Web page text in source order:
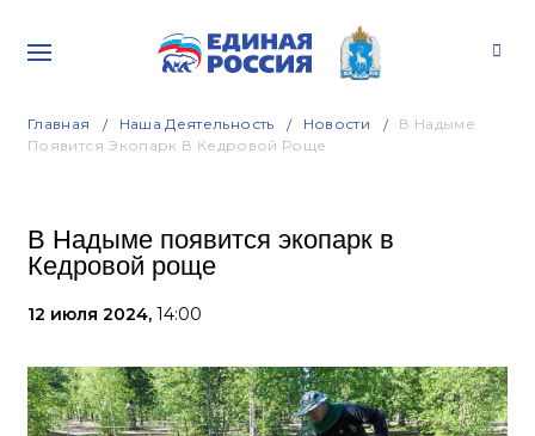
Главная Наша Деятельность Новости
В Надыме
Появится Экопарк В Кедровой Роще
В Надыме появится экопарк в
Кедровой роще
12 июля 2024, 14:00